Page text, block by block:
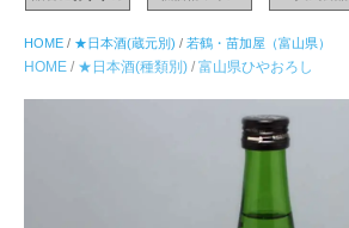
HOME / ★日本酒(蔵元別) / 若鶴・苗加屋（富山県）
HOME / ★日本酒(種類別) / 富山県ひやおろし